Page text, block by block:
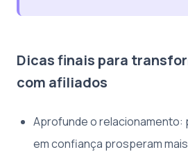
Dicas finais para
com afiliados
Aprofunde o relacionamento:
em confiança prosperam mais